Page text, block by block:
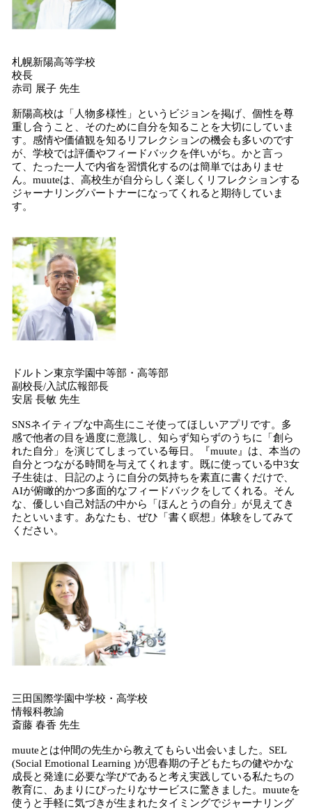
札幌新陽高等学校
校長
赤司 展子 先生
新陽高校は「人物多様性」というビジョンを掲げ、個性を尊
重し合うこと、そのために自分を知ることを大切にしていま
す。感情や価値観を知るリフレクションの機会も多いのです
が、学校では評価やフィードバックを伴いがち。かと言っ
て、たった一人で内省を習慣化するのは簡単ではありませ
ん。muuteは、高校生が自分らしく楽しくリフレクションする
ジャーナリングパートナーになってくれると期待していま
す。
ドルトン東京学園中等部・高等部
副校長/入試広報部長
安居 長敏 先生
SNSネイティブな中高生にこそ使ってほしいアプリです。多
感で他者の目を過度に意識し、知らず知らずのうちに「創ら
れた自分」を演じてしまっている毎日。『muute』は、本当の
自分とつながる時間を与えてくれます。既に使っている中3女
子生徒は、日記のように自分の気持ちを素直に書くだけで、
AIが俯瞰的かつ多面的なフィードバックをしてくれる。そん
な、優しい自己対話の中から「ほんとうの自分」が見えてき
たといいます。あなたも、ぜひ「書く瞑想」体験をしてみて
ください。
三田国際学園中学校・高学校
情報科教諭
斎藤 春香 先生
muuteとは仲間の先生から教えてもらい出会いました。SEL
(Social Emotional Learning )が思春期の子どもたちの健やかな
成長と発達に必要な学びであると考え実践している私たちの
教育に、あまりにぴったりなサービスに驚きました。muuteを
使うと手軽に気づきが生まれたタイミングでジャーナリング